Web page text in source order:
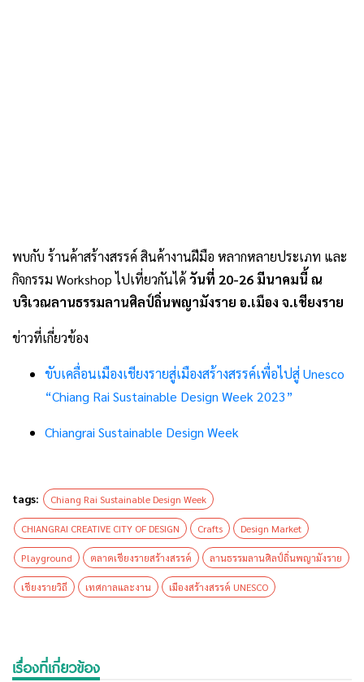
พบกับ ร้านค้าสร้างสรรค์ สินค้างานฝีมือ หลากหลายประเภท และ
กิจกรรม Workshop ไปเที่ยวกันได้ วันที่ 20-26 มีนาคมนี้ ณ
บริเวณลานธรรมลานศิลป์ถิ่นพญามังราย อ.เมือง จ.เชียงราย
ข่าวที่เกี่ยวข้อง
ขับเคลื่อนเมืองเชียงรายสู่เมืองสร้างสรรค์เพื่อไปสู่ Unesco
“Chiang Rai Sustainable Design Week 2023”
Chiangrai Sustainable Design Week
tags: Chiang Rai Sustainable Design Week
CHIANGRAI CREATIVE CITY OF DESIGN Crafts Design Market
Playground ตลาดเชียงรายสร้างสรรค์ ลานธรรมลานศิลป์ถิ่นพญามังราย
เชียงรายวิถี เทศกาลและงาน เมืองสร้างสรรค์ UNESCO
เรื่องที่เกี่ยวข้อง